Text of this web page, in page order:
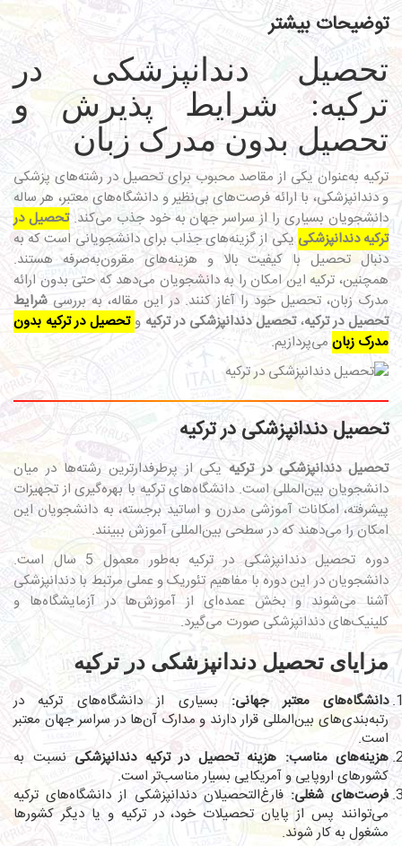
توضیحات بیشتر
تحصیل دندانپزشکی در
ترکیه: شرایط پذیرش و
تحصیل بدون مدرک زبان
ترکیه به‌عنوان یکی از مقاصد محبوب برای تحصیل در رشته‌های پزشکی
و دندانپزشکی، با ارائه فرصت‌های بی‌نظیر و دانشگاه‌های معتبر، هر ساله
دانشجویان بسیاری را از سراسر جهان به خود جذب می‌کند.تحصیل در
ترکیه دندانپزشکییکی از گزینه‌های جذاب برای دانشجویانی است که به
دنبال تحصیل با کیفیت بالا و هزینه‌های مقرون‌به‌صرفه هستند.
همچنین، ترکیه این امکان را به دانشجویان می‌دهد که حتی بدون ارائه
مدرک زبان، تحصیل خود را آغاز کنند. در این مقاله، به بررسی شرایط
تحصیل در ترکیه،تحصیل دندانپزشکی در ترکیه وتحصیل در ترکیه بدون
مدرک زبان می‌پردازیم.
تحصیل دندانپزشکی در ترکیه
تحصیل دندانپزشکی در ترکیهیکی از پرطرفدارترین رشته‌ها در میان
دانشجویان بین‌المللی است. دانشگاه‌های ترکیه با بهره‌گیری از تجهیزات
پیشرفته، امکانات آموزشی مدرن و اساتید برجسته، به دانشجویان این
امکان را می‌دهند که در سطحی بین‌المللی آموزش ببینند.
دوره تحصیل دندانپزشکی در ترکیه به‌طور معمول 5 سال است.
دانشجویان در این دوره با مفاهیم تئوریک و عملی مرتبط با دندانپزشکی
آشنا می‌شوند و بخش عمده‌ای از آموزش‌ها در آزمایشگاه‌ها و
کلینیک‌های دندانپزشکی صورت می‌گیرد.
مزایای تحصیل دندانپزشکی در ترکیه
دانشگاه‌های معتبر جهانی: بسیاری از دانشگاه‌های ترکیه در
رتبه‌بندی‌های بین‌المللی قرار دارند و مدارک آن‌ها در سراسر جهان معتبر
است.
هزینه‌های مناسب: هزینه تحصیل در ترکیه دندانپزشکینسبت به
کشورهای اروپایی و آمریکایی بسیار مناسب‌تر است.
فرصت‌های شغلی:فارغ‌التحصیلان دندانپزشکی از دانشگاه‌های ترکیه
می‌توانند پس از پایان تحصیلات خود، در ترکیه و یا دیگر کشورها
مشغول به کار شوند.